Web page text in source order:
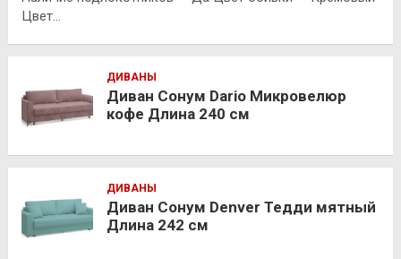
Цвет…
ДИВАНЫ
Диван Сонум Dario Микровелюр
кофе Длина 240 см
ДИВАНЫ
Диван Сонум Denver Тедди мятный
Длина 242 см